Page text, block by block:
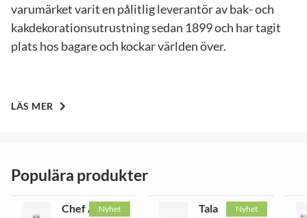
varumärket varit en pålitlig leverantör av bak- och
kakdekorationsutrustning sedan 1899 och har tagit
plats hos bagare och kockar världen över.
LÄS MER
Populära produkter
Nyhet
Chef Aid
Nyhet
Tala